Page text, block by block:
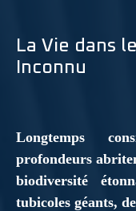
La Vie dans
Inconnu
Longtemps
profondeurs
biodiversité
tubicoles géants,